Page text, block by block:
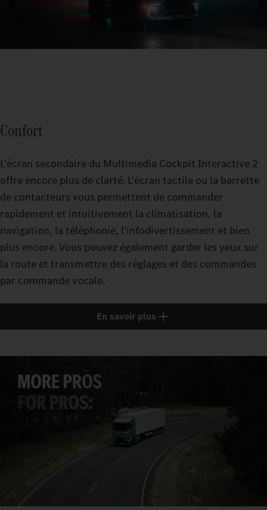
Confort
L'écran secondaire du Multimedia Cockpit Interactive 2
offre encore plus de clarté. L'écran tactile ou la barrette
de contacteurs vous permettent de commander
rapidement et intuitivement la climatisation, la
navigation, la téléphonie, l'infodivertissement et bien
plus encore. Vous pouvez également garder les yeux sur
la route et transmettre des réglages et des commandes
par commande vocale.
En savoir plus